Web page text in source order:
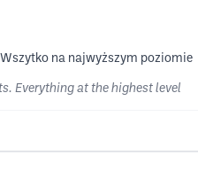
na najwyższym poziomie
Everything at the highest level